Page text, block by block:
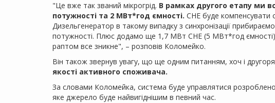
"Це вже так званий мікрогрід. В рамках другого етапу ми
потужності та 2 МВт*год ємності. СНЕ буде компенсувати
Дизельгенератор в такому випадку з синхронізації
потужності. Плюс додамо ще 1,7 МВт СНЕ (5 МВт*год
раптом все зникне", – розповів Коломейко.
Він також звернув увагу, що ще одним питанням, хоч і
якості активного споживача.
За словами Коломейка, система буде управлятися
яке джерело буде найвигіднішим в певний час.